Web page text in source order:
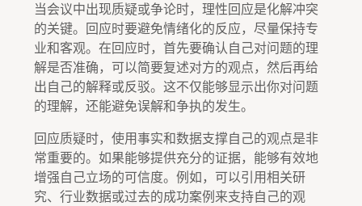
当会议中出现质疑或争论时，理性回应是化解冲突
的关键。回应时要避免情绪化的反应，尽量保持专
业和客观。在回应时，首先要确认自己对问题的理
解是否准确，可以简要复述对方的观点，然后再给
出自己的解释或反驳。这不仅能够显示出你对问题
的理解，还能避免误解和争执的发生。
回应质疑时，使用事实和数据支撑自己的观点是非
常重要的。如果能够提供充分的证据，能够有效地
增强自己立场的可信度。例如，可以引用相关研
究、行业数据或过去的成功案例来支持自己的观